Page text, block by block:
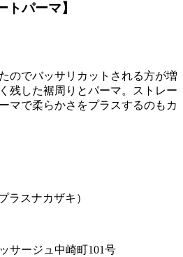
トパーマ】
のでバッサリカットされる方が増
残した裾周りとパーマ。ストレー
マで柔らかさをプラスするのもカ
ラスナカザキ）
サージュ中崎町101号